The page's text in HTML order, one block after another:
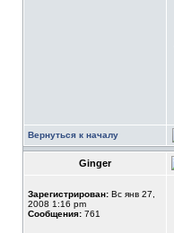
Вернуться к началу
Ginger
Зарегистрирован: Вс янв 27,
2008 1:16 pm
Сообщения: 761